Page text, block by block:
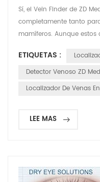
Sí, el Vein Finder de ZD
completamente tanto
mamíferos. Aunque
técnicos subyacentes son
mamíferos, ya han
clínicas veterinarias del
ETIQUETAS :
Detector Venoso ZD
Localizador De Venas
LEE MAS